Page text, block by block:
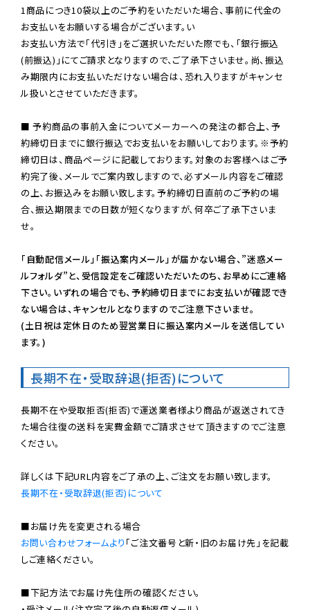
1商品につき10袋以上のご予約をいただいた場合、事前に代金の
お支払いをお願いする場合がございます。い
お支払い方法で「代引き」をご選択いただいた際でも、「銀行振込
(前振込)」にてご請求となりますので、ご了承下さいませ。尚、振込
み期限内にお支払いただけない場合は、恐れ入りますがキャンセ
ル扱いとさせていただきます。
■ 予約商品の事前入金についてメーカーへの発注の都合上、予
約締切日までに銀行振込でお支払いをお願いしております。※予約
締切日は、商品ページに記載しております。対象のお客様へはご予
約完了後、メールでご案内致しますので、必ずメール内容をご確認
の上、お振込みをお願い致します。予約締切日直前のご予約の場
合、振込期限までの日数が短くなりますが、何卒ご了承下さいま
せ。
「自動配信メール」「振込案内メール」が届かない場合、”迷惑メー
ルフォルダ”と、受信設定をご確認いただいたのち、お早めにご連絡
下さい。いずれの場合でも、予約締切日までにお支払いが確認でき
ない場合は、キャンセルとなりますのでご注意下さいませ。
(土日祝は定休日のため翌営業日に振込案内メールを送信してい
ます。)
長期不在・受取辞退(拒否)について
長期不在や受取拒否(拒否)で運送業者様より商品が返送されてき
た場合往復の送料を実費金額でご請求させて頂きますのでご注意
ください。
長期不在・受取辞退(拒否)について
お問い合わせフォームより 「ご注文番号と新・旧のお届け先」を記載
しご連絡ください。
■下記方法でお届け先住所の確認ください。